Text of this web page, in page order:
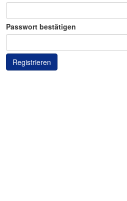
Passwort bestätigen
Registrieren